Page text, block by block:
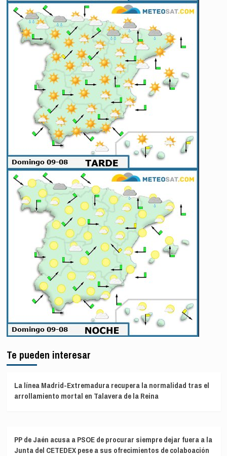
Te pueden interesar
La línea Madrid-Extremadura recupera la normalidad tras el
arrollamiento mortal en Talavera de la Reina
PP de Jaén acusa a PSOE de procurar siempre dejar fuera a la
Junta del CETEDEX pese a sus ofrecimientos de colaboación